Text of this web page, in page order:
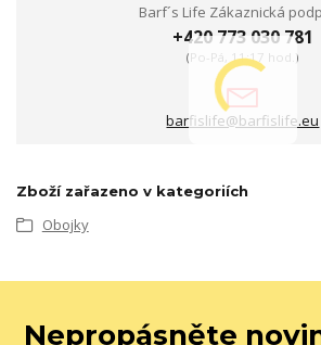
Barf´s Life Zákaznická
+420 773 030 781
(Po-Pá, 11:17 hod.)
barfislife@barfislife.eu
Zboží zařazeno v kategoriích
Obojky
Nepropásněte